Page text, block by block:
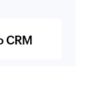
CRM